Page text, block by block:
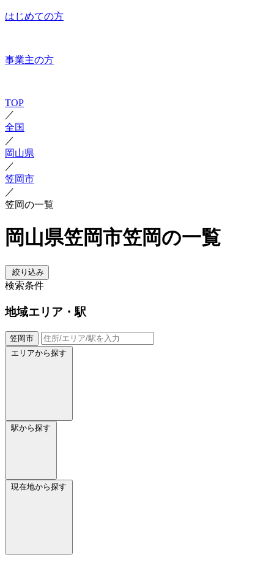
はじめての方
事業主の方
TOP
／
全国
／
岡山県
／
笠岡市
／
笠岡の一覧
岡山県笠岡市笠岡の一覧
絞り込み
検索条件
地域エリア・駅
笠岡市
エリアから探す
駅から探す
現在地から探す